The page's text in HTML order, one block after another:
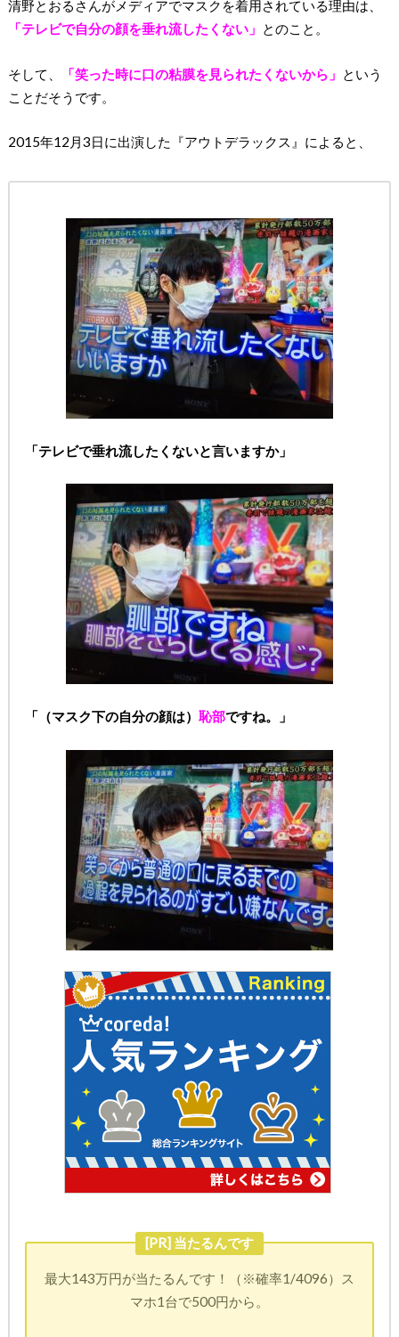
清野とおるさんがメディアでマスクを着用されている理由は、
「テレビで自分の顔を垂れ流したくない」 とのこと。
そして、 「笑った時に口の粘膜を見られたくないから」
という
ことだそうです。
2015年12月3日に出演した『アウトデラックス』によると、
「テレビで垂れ流したくないと言いますか」
「（マスク下の自分の顔は）恥部ですね。」
[PR] 当たるんです
最大143万円が当たるんです！（※確率1/4096）ス
マホ1台で500円から。